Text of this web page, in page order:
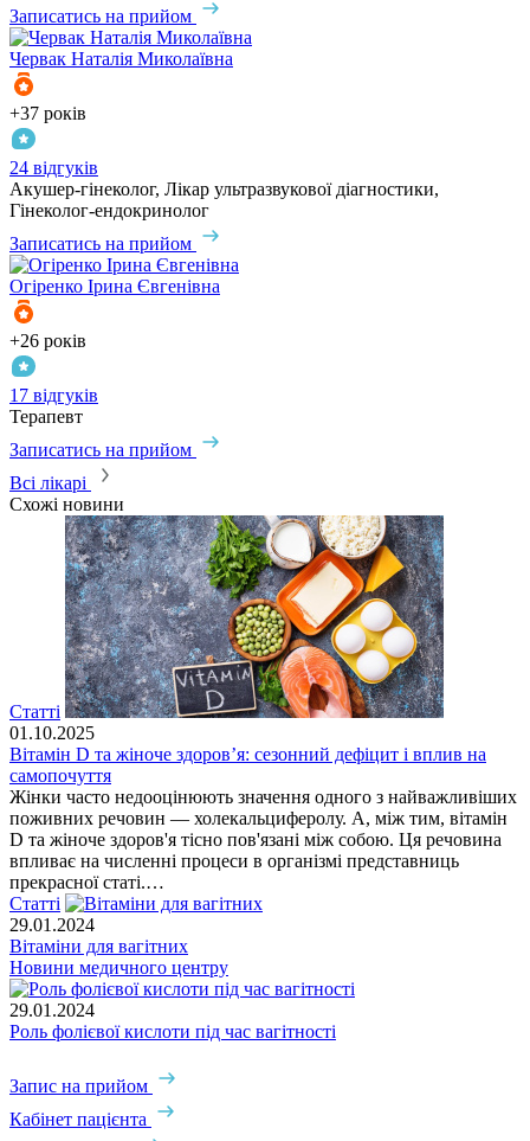
Записатись на прийом
Червак Наталія Миколаївна
+37 років
24 відгуків
Акушер-гінеколог, Лікар ультразвукової діагностики,
Гінеколог-ендокринолог
Записатись на прийом
Огіренко Ірина Євгенівна
+26 років
17 відгуків
Терапевт
Записатись на прийом
Всі лікарі
Схожі новини
Статті
01.10.2025
Вітамін D та жіноче здоров’я: сезонний дефіцит і вплив на
самопочуття
​Жінки часто недооцінюють значення одного з найважливіших
поживних речовин — холекальциферолу. А, між тим, вітамін
D та жіноче здоров'я тісно пов'язані між собою. Ця речовина
впливає на численні процеси в організмі представниць
прекрасної статі.…
Статті
29.01.2024
Вітаміни для вагітних
Новини медичного центру
29.01.2024
Роль фолієвої кислоти під час вагітності
Запис на прийом
Кабінет пацієнта